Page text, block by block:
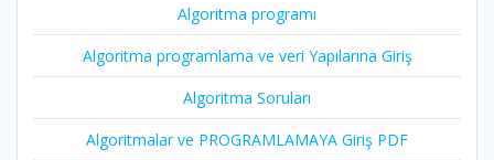
Algoritma programı
Algoritma programlama ve veri Yapılarına Giriş
Algoritma Soruları
Algoritmalar ve PROGRAMLAMAYA Giriş PDF